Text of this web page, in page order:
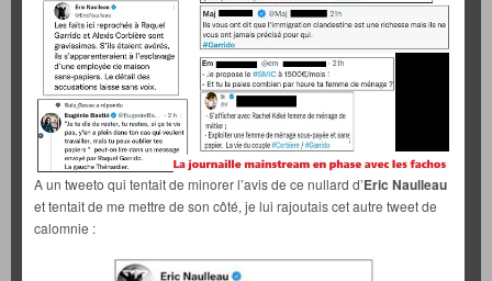
A un tweeto qui tentait de minorer l’avis de ce nullard d’Eric Naulleau
et tentait de me mettre de son côté, je lui rajoutais cet autre tweet de
calomnie :